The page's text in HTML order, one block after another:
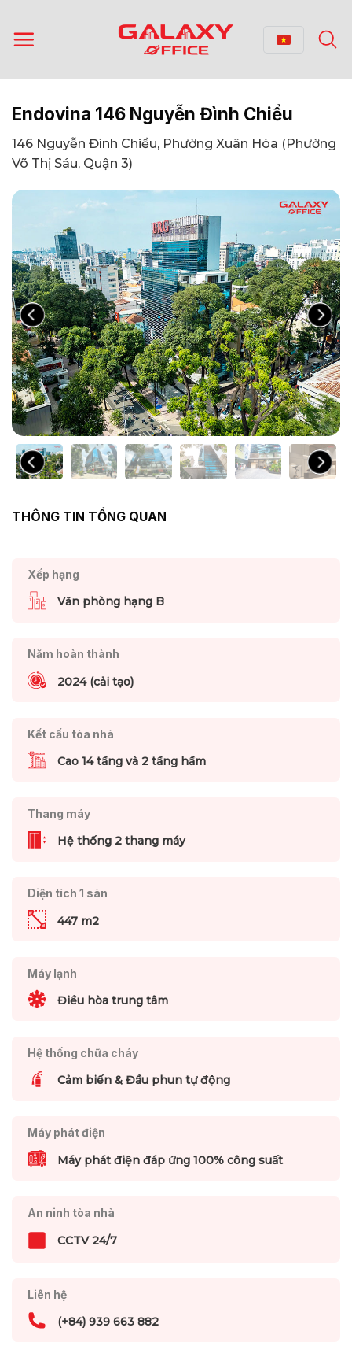
qua
nội
Endovina 146 Nguyễn Đình Chiểu
146 Nguyễn Đình Chiểu, Phường Xuân Hòa (Phường
Võ Thị Sáu, Quận 3)
THÔNG TIN TỔNG QUAN
Xếp hạng
Văn phòng hạng B
Năm hoàn thành
2024 (cải tạo)
Kết cấu tòa nhà
Cao 14 tầng và 2 tầng hầm
Thang máy
Hệ thống 2 thang máy
Diện tích 1 sàn
447 m2
Máy lạnh
Điều hòa trung tâm
Hệ thống chữa cháy
Cảm biến & Đầu phun tự động
Máy phát điện
Máy phát điện đáp ứng 100% công suất
An ninh tòa nhà
CCTV 24/7
Liên hệ
(+84) 939 663 882